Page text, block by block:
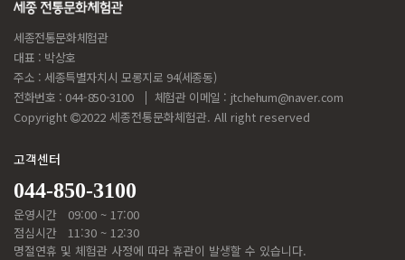
세종전통문화체험관
대표 : 박상호
주소 : 세종특별자치시 모롱지로 94(세종동)
전화번호 : 044-850-3100
체험관 이메일 : jtchehum@naver.com
Copyright
2022 세종전통문화체험관. All right reserved
고객센터
044-850-3100
운영시간
09:00 ~ 17:00
점심시간
11:30 ~ 12:30
명절연휴 및 체험관 사정에 따라 휴관이 발생할 수 있습니다.